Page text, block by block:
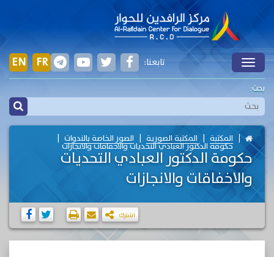
Toggle
EN FR تابعنا:
بحث:
المكتبة المكتبة الصورية الصور الخاصة بالندوات
حكومة الدكتور العبادي التحديات والاخفاقات والانجازات
حكومة الدكتور العبادي التحديات
والاخفاقات والانجازات
اشترك